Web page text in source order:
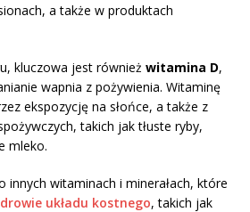
a także w produktach
kluczowa jest również witamina D,
wapnia z pożywienia. Witaminę
ekspozycję na słońce, a także z
takich jak tłuste ryby,
mleko.
innych witaminach i minerałach, które
układu kostnego, takich jak